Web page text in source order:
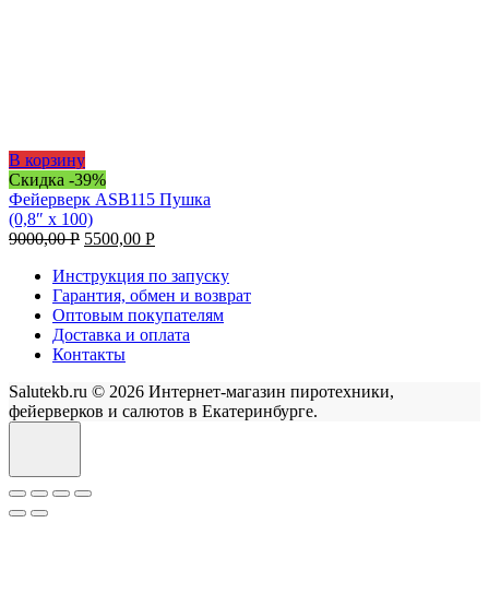
В корзину
Скидка -39%
Фейерверк ASB115 Пушка
(0,8″ х 100)
9000,00Р 5500,00 Р
Инструкция по запуску
Гарантия, обмен и возврат
Оптовым покупателям
Доставка и оплата
Контакты
Salutekb.ru © 2026 Интернет-магазин пиротехники,
фейерверков и салютов в Екатеринбурге.